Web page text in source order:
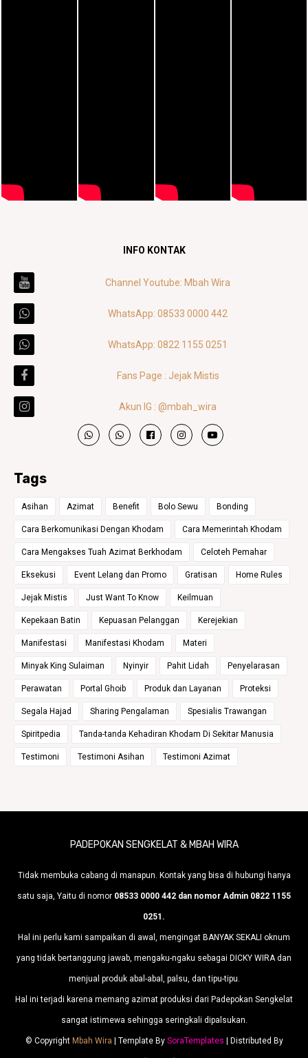
INFO KONTAK
Channel Youtube: Mbah Wira
WhatsApp: 08533 0000 442
WhatsApp: 0822 1155 0251
Fans Page : Jejak Mistis
Akun IG : @mbah_wira
Tags
Asihan Azimat Benefit Bolo Sewu Bonding
Cara Berkomunikasi Dengan Khodam Cara Memerintah Khodam
Cara Mengakses Tuah Azimat Berkhodam Celoteh Pemahar
Eksekusi Event Lelang dan Promo Gratisan Home Rules
Jejak Mistis Just Want To Know Keilmuan
Kepekaan Batin Kepuasan Pelanggan Kerejekian
Manifestasi Manifestasi Khodam Materi
Minyak King Sulaiman Nyinyir Pahit Lidah Penyelarasan
Perawatan Portal Ghoib Produk dan Layanan Proteksi
Segala Hajad Sharing Pengalaman Spesialis Trawangan
Spiritpedia Tanda-tanda Kehadiran Khodam Di Sekitar Manusia
Testimoni Testimoni Asihan Testimoni Azimat
PADEPOKAN SENGKELAT & MBAH WIRA
Tidak membuka cabang di manapun. Kontak yang bisa di hubungi hanya
satu saja, Yaitu di nomor 08533 0000 442 dan nomor Admin 0822 1155
0251.
Hal ini perlu kami sampaikan di awal, mengingat BANYAK SEKALI oknum
yang tidak bertanggung jawab, mengaku-ngaku sebagai DICKY WIRA dan
menjual produk abal-abal, palsu, dan tipu-tipu.
Hal ini terjadi karena memang azimat produksi dari Padepokan Sengkelat
sangat istimewa sehingga seringkali dipalsukan.
© Copyright Mbah Wira | Template By SoraTemplates | Distributed By